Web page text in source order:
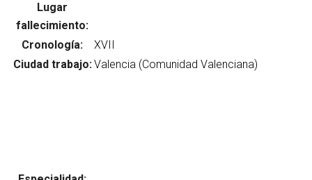
Abrir menú principal
Lugar
fallecimiento:
Cronología:
Ciudad trabajo: